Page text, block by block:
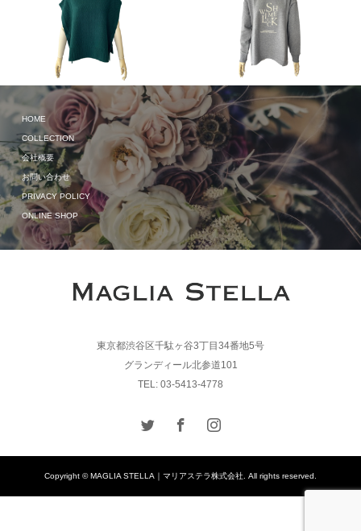
2023 Autumn & Winter
2024 Spring & Summer
HOME
COLLECTION
会社概要
お問い合わせ
PRIVACY POLICY
ONLINE SHOP
東京都渋谷区千駄ヶ谷3丁目34番地5号
グランディール北参道101
TEL: 03-5413-4778
Copyright © MAGLIA STELLA｜マリアステラ株式会社. All rights reserved.